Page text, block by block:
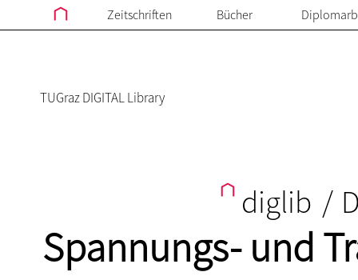
Zeitschriften Bücher
TUGraz DIGITAL Library
diglib /
Spannungs- und